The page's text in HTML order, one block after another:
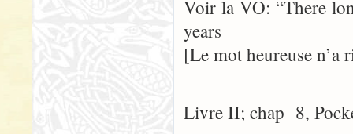
Voir la VO: “There
years
[Le mot heureuse n’a
Livre II; chap 8,